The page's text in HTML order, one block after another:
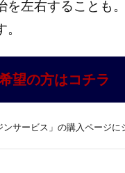
左右することも。
望の方はコチラ
サービス」の購入ページに